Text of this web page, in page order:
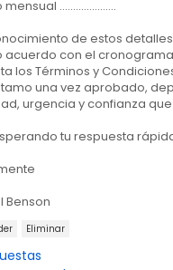
.....................
de estos
acuerdo con el
los Términos y
una vez aprobado,
urgencia y confianza
tu respuesta
Benson
Eliminar